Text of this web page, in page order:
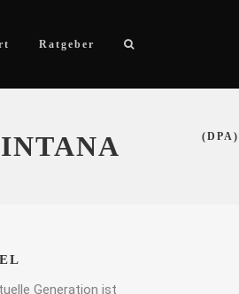
Ratgeber
(DPA)